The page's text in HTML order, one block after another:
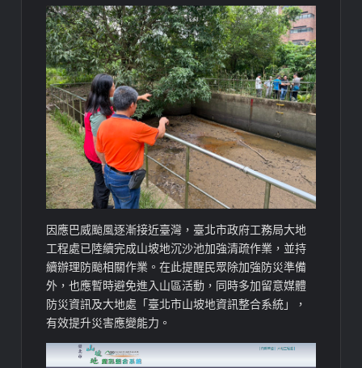
因應巴威颱風逐漸接近臺灣，臺北市政府工務局大地
工程處已陸續完成山坡地沉沙池加強清疏作業，並持
續辦理防颱相關作業。在此提醒民眾除加強防災準備
外，也應暫時避免進入山區活動，同時多加留意媒體
防災資訊及大地處「臺北市山坡地資訊整合系統」，
有效提升災害應變能力。